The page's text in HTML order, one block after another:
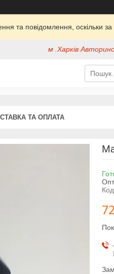
та повідомлення, оскільки
м .Харків
ТА ОПЛАТА